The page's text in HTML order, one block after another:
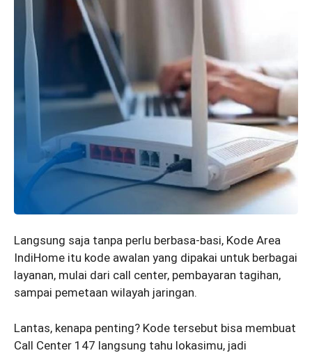
Langsung saja tanpa perlu berbasa-basi, Kode Area
IndiHome itu kode awalan yang dipakai untuk berbagai
layanan, mulai dari call center, pembayaran tagihan,
sampai pemetaan wilayah jaringan.
Lantas, kenapa penting? Kode tersebut bisa membuat
Call Center 147 langsung tahu lokasimu, jadi